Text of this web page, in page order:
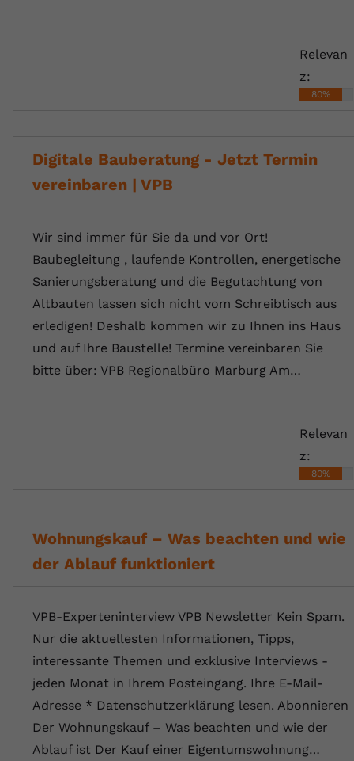
Relevan
z:
80%
Digitale Bauberatung - Jetzt Termin
vereinbaren | VPB
Wir sind immer für Sie da und vor Ort!
Baubegleitung , laufende Kontrollen, energetische
Sanierungsberatung und die Begutachtung von
Altbauten lassen sich nicht vom Schreibtisch aus
erledigen! Deshalb kommen wir zu Ihnen ins Haus
und auf Ihre Baustelle! Termine vereinbaren Sie
bitte über: VPB Regionalbüro Marburg Am…
Relevan
z:
80%
Wohnungskauf – Was beachten und wie
der Ablauf funktioniert
VPB-Experteninterview VPB Newsletter Kein Spam.
Nur die aktuellesten Informationen, Tipps,
interessante Themen und exklusive Interviews -
jeden Monat in Ihrem Posteingang. Ihre E-Mail-
Adresse * Datenschutzerklärung lesen. Abonnieren
Der Wohnungskauf – Was beachten und wie der
Ablauf ist Der Kauf einer Eigentumswohnung…